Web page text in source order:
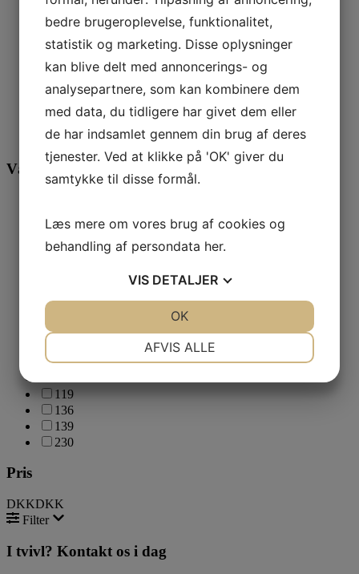
HWAM 2600-serien
HWAM 3100-serien
HWAM 3420c
HWAM 3600-serien
HWAM 3700-serien
HWAM 4500-serien
HWAM 5200-serien
HWAM Indsatse
Vægt (kg)
20
64
83
107
119
136
139
230
Pris
DKKDKK
Filter
I tvivl? Kontakt os i dag
bedre brugeroplevelse, funktionalitet,
statistik og marketing. Disse oplysninger
kan blive delt med annoncerings- og
analysepartnere, som kan kombinere dem
med data, du tidligere har givet dem eller
de har indsamlet gennem din brug af deres
tjenester. Ved at klikke på 'OK' giver du
samtykke til disse formål.
Læs mere om vores brug af cookies og
behandling af persondata her.
VIS DETALJER
AFVIS ALLE
OK